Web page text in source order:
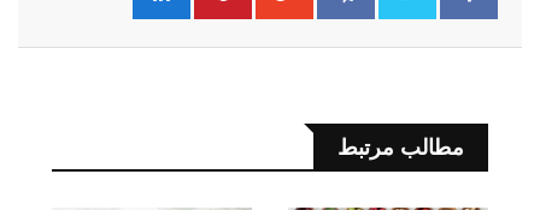
مطالب مرتبط